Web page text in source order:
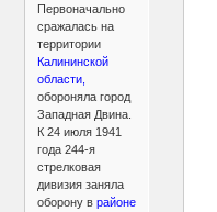
Первоначально
сражалась на
территории
Калининской
области,
обороняла город
Западная Двина.
К 24 июля 1941
года 244-я
стрелковая
дивизия заняла
оборону врайоне